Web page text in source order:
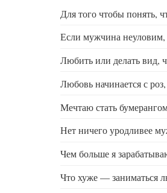
Для того чтобы понять,
Если мужчина
Любить или делать вид,
Любовь начинается с
Мечтаю стать
Нет ничего уродливее
Чем больше я
Что хуже — заниматься